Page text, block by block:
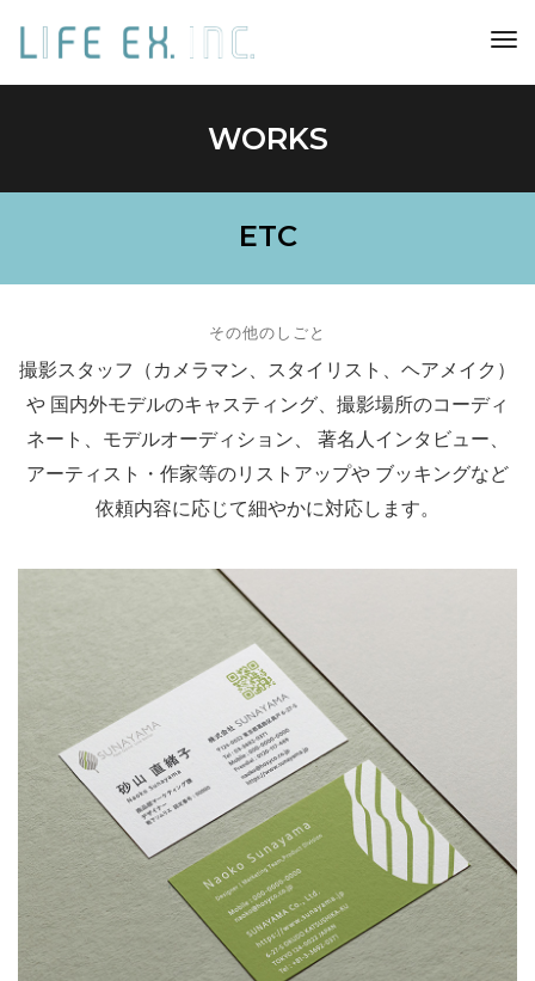
WORKS
ETC
その他のしごと
撮影スタッフ（カメラマン、スタイリスト、ヘアメイク）
や 国内外モデルのキャスティング、撮影場所のコーディ
ネート、モデルオーディション、
著名人インタビュー、
アーティスト・作家等のリストアップや ブッキングなど
依頼内容に応じて細やかに対応します。
SUNAYAMA
／SUNAYAMA株式会社